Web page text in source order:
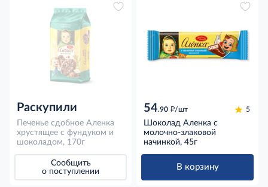
Раскупили
Печенье сдобное Аленка
хрустящее с фундуком и
шоколадом, 170г
Сообщить
о поступлении
54.90 д/шт 5
Шоколад Аленка с
молочно-злаковой
начинкой, 45г
В корзину